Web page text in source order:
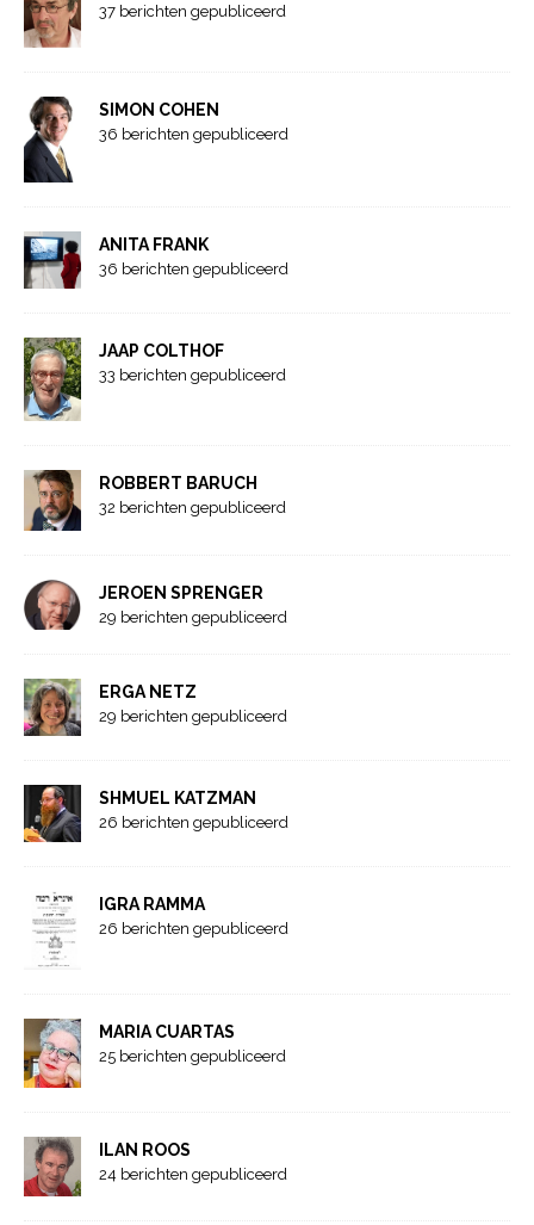
37 berichten gepubliceerd
SIMON COHEN
36 berichten gepubliceerd
ANITA FRANK
36 berichten gepubliceerd
JAAP COLTHOF
33 berichten gepubliceerd
ROBBERT BARUCH
32 berichten gepubliceerd
JEROEN SPRENGER
29 berichten gepubliceerd
ERGA NETZ
29 berichten gepubliceerd
SHMUEL KATZMAN
26 berichten gepubliceerd
IGRA RAMMA
26 berichten gepubliceerd
MARIA CUARTAS
25 berichten gepubliceerd
ILAN ROOS
24 berichten gepubliceerd